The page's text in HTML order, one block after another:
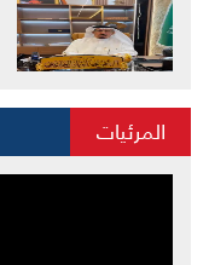
المرئيات